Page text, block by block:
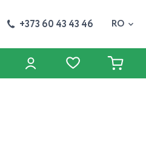
+373 60 43 43 46 RO